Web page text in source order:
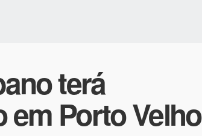
terá
em Porto Velho